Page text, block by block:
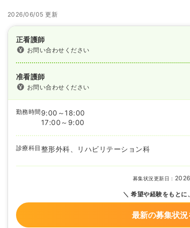
2026/06/05 更新
正看護師
お問い合わせください
准看護師
お問い合わせください
勤務時間 9:00～18:00
17:00～9:00
診療科目 整形外科、リハビリテーション科
募集状況更新日：
希望や経験をもとに
最新の募集状